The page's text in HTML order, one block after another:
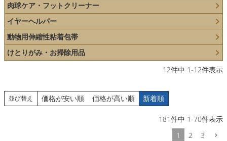
肉球ケア・フットクリーナー
イヤーヘルパー
動物用伸縮性粘着包帯
けとりがみ・お掃除用品
12件中 1-12件表示
並び替え 価格が安い順 価格が高い順 新着順
181件中 1-70件表示
1
2 3